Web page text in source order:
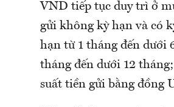
VND tiếp tục duy trì ở
gửi không kỳ hạn và có
hạn từ 1 tháng đến dưới
tháng đến dưới 12
suất tiền gửi bằng đồng